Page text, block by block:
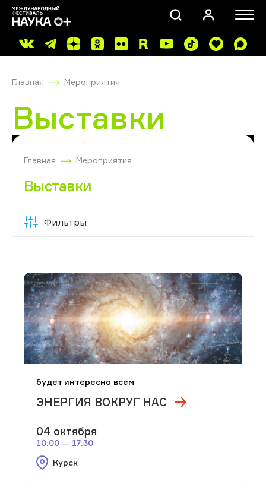
Главная Мероприятия
Выставки
Главная Мероприятия
Выставки
Фильтры
будет интересно всем
ЭНЕРГИЯ ВОКРУГ НАС
04 октября
10:00 — 17:30
Курск